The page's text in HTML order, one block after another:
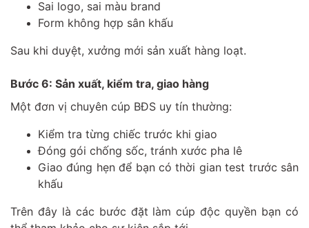
Sai logo, sai màu brand
Form không hợp sân khấu
Sau khi duyệt, xưởng mới sản xuất hàng loạt.
Bước 6: Sản xuất, kiểm tra, giao hàng
Một đơn vị chuyên cúp BĐS uy tín thường:
Kiểm tra từng chiếc trước khi giao
Đóng gói chống sốc, tránh xước pha lê
Giao đúng hẹn để bạn có thời gian test trước sân
khấu
Trên đây là các bước đặt làm cúp độc quyền bạn có